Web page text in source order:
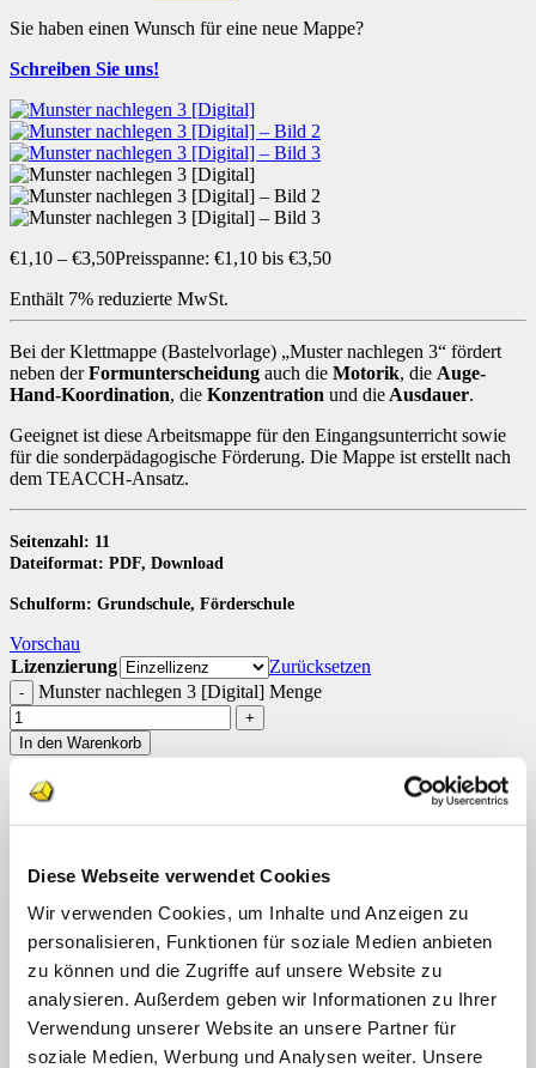
Diese Webseite verwendet Cookies
Wir verwenden Cookies, um Inhalte und Anzeigen zu
personalisieren, Funktionen für soziale Medien anbieten
zu können und die Zugriffe auf unsere Website zu
analysieren. Außerdem geben wir Informationen zu Ihrer
Verwendung unserer Website an unsere Partner für
soziale Medien, Werbung und Analysen weiter. Unsere
Sie haben einen Wunsch für eine neue Mappe?
Schreiben Sie uns!
€1,10 – €3,50Preisspanne: €1,10 bis €3,50
Enthält 7% reduzierte MwSt.
Bei der Klettmappe (Bastelvorlage) „Muster nachlegen 3“ fördert
neben derFormunterscheidung auch die Motorik, die Auge-
Hand-Koordination, die Konzentration und die Ausdauer.
Geeignet ist diese Arbeitsmappe für den Eingangsunterricht sowie
für die sonderpädagogische Förderung. Die Mappe ist erstellt nach
dem TEACCH-Ansatz.
Seitenzahl: 11
Dateiformat: PDF, Download
Schulform: Grundschule, Förderschule
Vorschau
Lizenzierung
Zurücksetzen
Munster nachlegen 3 [Digital] Menge
In den Warenkorb
Konzentration / Wahrnehmung
Klettmappen,
Konzentration
Zusätzliche Informationen
Die Klettmappe (Bastelvorlage) „Muster nachlegen 3“ besteht aus 2
gleichgroßen Feldern. Im oberen Feld wird ein geometrisches
Muster vorgegeben. Insgesamt gibt es 10 Mustervorlagen und die
dazugehörigen Lösungskarten.
Jedes Muster besteht aus 9 Quadraten (3 schwarzen und 6 mit je
einem weißen und einem schwarzen Dreieck). Durch die
wechselnde Anordnung der Quadrate entstehen immer neue Muster.